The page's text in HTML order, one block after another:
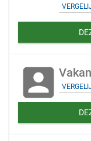
account_box